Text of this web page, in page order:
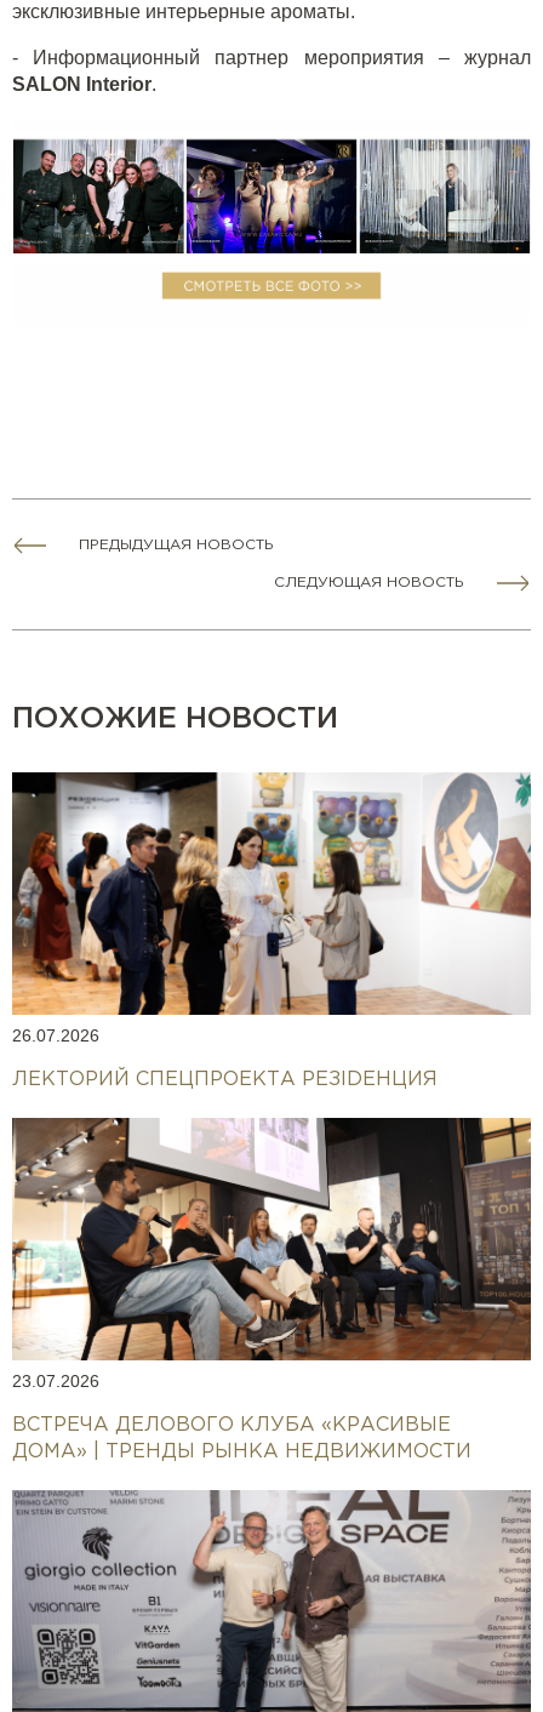
эксклюзивные интерьерные ароматы.
- Информационный партнер мероприятия – журнал
SALON Interior.
ПРЕДЫДУЩАЯ НОВОСТЬ
СЛЕДУЮЩАЯ НОВОСТЬ
ПОХОЖИЕ НОВОСТИ
26.07.2026
ЛЕКТОРИЙ СПЕЦПРОЕКТА РЕЗIDEНЦИЯ
23.07.2026
ВСТРЕЧА ДЕЛОВОГО КЛУБА «КРАСИВЫЕ
ДОМА» | ТРЕНДЫ РЫНКА НЕДВИЖИМОСТИ